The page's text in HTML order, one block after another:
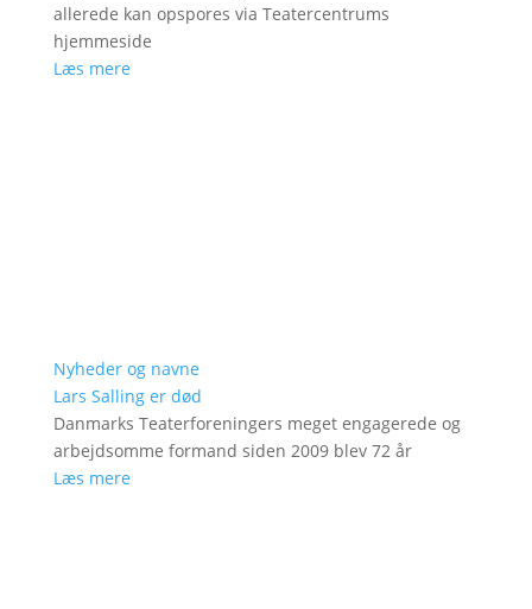
allerede kan opspores via Teatercentrums
hjemmeside
Læs mere
Nyheder og navne
Lars Salling er død
Danmarks Teaterforeningers meget engagerede og
arbejdsomme formand siden 2009 blev 72 år
Læs mere